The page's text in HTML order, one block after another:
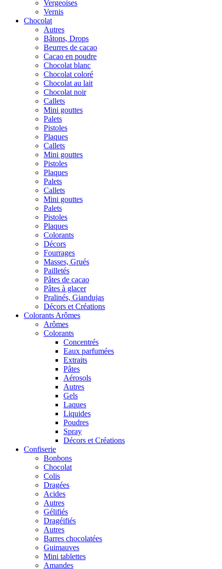
Vergeoises
Vernis
Chocolat
Autres
Bâtons, Drops
Beurres de cacao
Cacao en poudre
Chocolat blanc
Chocolat coloré
Chocolat au lait
Chocolat noir
Callets
Mini gouttes
Palets
Pistoles
Plaques
Callets
Mini gouttes
Pistoles
Plaques
Palets
Callets
Mini gouttes
Palets
Pistoles
Plaques
Colorants
Décors
Fourrages
Masses, Grués
Pailletés
Pâtes de cacao
Pâtes à glacer
Pralinés, Giandujas
Décors et Créations
Colorants Arômes
Arômes
Colorants
Concentrés
Eaux parfumées
Extraits
Pâtes
Aérosols
Autres
Gels
Laques
Liquides
Poudres
Spray
Décors et Créations
Confiserie
Bonbons
Chocolat
Colis
Dragées
Acides
Autres
Gélifiés
Dragéifiés
Autres
Barres chocolatées
Guimauves
Mini tablettes
Amandes